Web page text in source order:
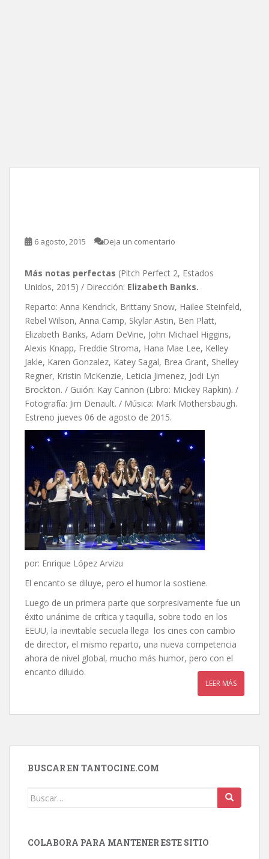
6 agosto, 2015 Deja un comentario
Más notas perfectas (Pitch Perfect 2, Estados
Unidos, 2015) / Dirección: Elizabeth Banks.
Reparto: Anna Kendrick, Brittany Snow, Hailee Steinfeld,
Rebel Wilson, Anna Camp, Skylar Astin, Ben Platt,
Elizabeth Banks, Adam DeVine, John Michael Higgins,
Alexis Knapp, Freddie Stroma, Hana Mae Lee, Kelley
Jakle, Karen Gonzalez, Katey Sagal, Brea Grant, Shelley
Regner, Kristin McKenzie, Leticia Jimenez, Jodi Lyn
Brockton. / Guión: Kay Cannon (Libro: Mickey Rapkin). /
Fotografía: Jim Denault. / Música: Mark Mothersbaugh.
Estreno jueves 06 de agosto de 2015.
por: Enrique López Arvizu
El encanto se diluye, pero el humor la sostiene.
Luego de un primera parte que sorpresivamente fue un
éxito unánime de crítica y taquilla, sobre todo en los
EEUU, la inevitable secuela llega los cines con cambio
de director, el mismo reparto, una nueva competencia
ahora de nivel global, mucho más humor, pero con el
encanto diluido.
LEER MÁS
BUSCAR EN TANTOCINE.COM
Buscar:
COLABORA PARA MANTENER ESTE SITIO